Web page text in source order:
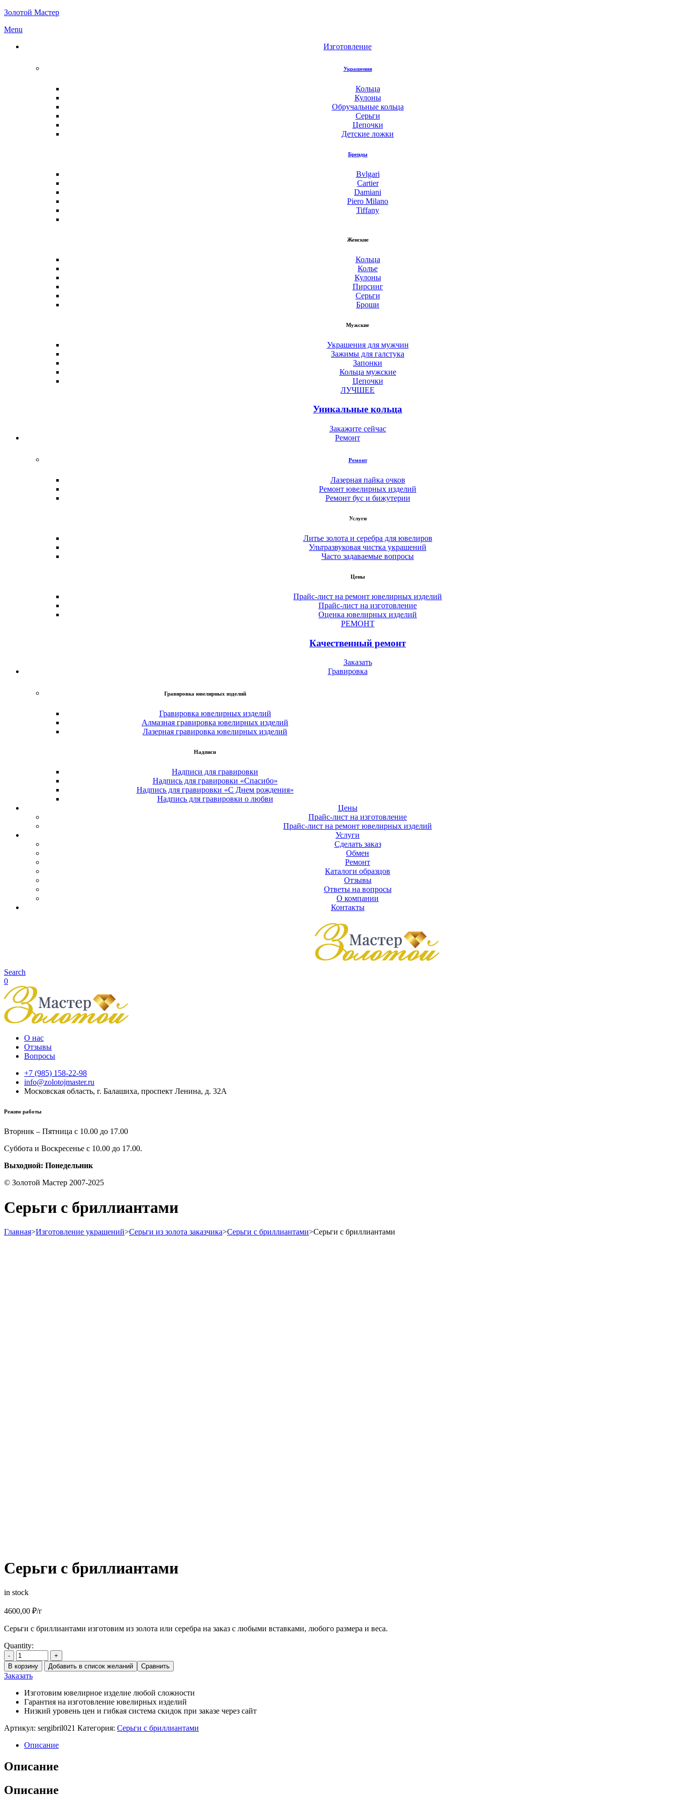
Золотой Мастер
Menu
Изготовление
Украшения
Кольца
Кулоны
Обручальные кольца
Серьги
Цепочки
Детские ложки
Бренды
Bvlgari
Cartier
Damiani
Piero Milano
Tiffany
Женские
Кольца
Колье
Кулоны
Пирсинг
Серьги
Броши
Мужские
Украшения для мужчин
Зажимы для галстука
Запонки
Кольца мужские
Цепочки
ЛУЧШЕЕ
Уникальные кольца
Закажите сейчас
Ремонт
Ремонт
Лазерная пайка очков
Ремонт ювелирных изделий
Ремонт бус и бижутерии
Услуги
Литье золота и серебра для ювелиров
Ультразвуковая чистка украшений
Часто задаваемые вопросы
Цены
Прайс-лист на ремонт ювелирных изделий
Прайс-лист на изготовление
Оценка ювелирных изделий
РЕМОНТ
Качественный ремонт
Заказать
Гравировка
Гравировка ювелирных изделий
Гравировка ювелирных изделий
Алмазная гравировка ювелирных изделий
Лазерная гравировка ювелирных изделий
Надписи
Надписи для гравировки
Надпись для гравировки «Спасибо»
Надпись для гравировки «С Днем рождения»
Надпись для гравировки о любви
Цены
Прайс-лист на изготовление
Прайс-лист на ремонт ювелирных изделий
Услуги
Сделать заказ
Обмен
Ремонт
Каталоги образцов
Отзывы
Ответы на вопросы
О компании
Контакты
Search
0
О нас
Отзывы
Вопросы
+7 (985) 158-22-98
info@zolotojmaster.ru
Московская область, г. Балашиха, проспект Ленина, д. 32А
Режим работы
Вторник – Пятница с 10.00 до 17.00
Суббота и Воскресенье с 10.00 до 17.00.
Выходной: Понедельник
© Золотой Мастер 2007-2025
Серьги с бриллиантами
Главная>Изготовление украшений>Серьги из золота заказчика>Cерьги с бриллиантами>Серьги с бриллиантами
Серьги с бриллиантами
in stock
4600,00 ₽/г
Серьги с бриллиантами изготовим из золота или серебра на заказ с любыми вставками, любого размера и веса.
Quantity:
-
+
В корзину
Добавить в список желаний Сравнить
Заказать
Изготовим ювелирное изделие любой сложности
Гарантия на изготовление ювелирных изделий
Низкий уровень цен и гибкая система скидок при заказе через сайт
Артикул: sergibril021 Категория: Cерьги с бриллиантами
Описание
Описание
Описание